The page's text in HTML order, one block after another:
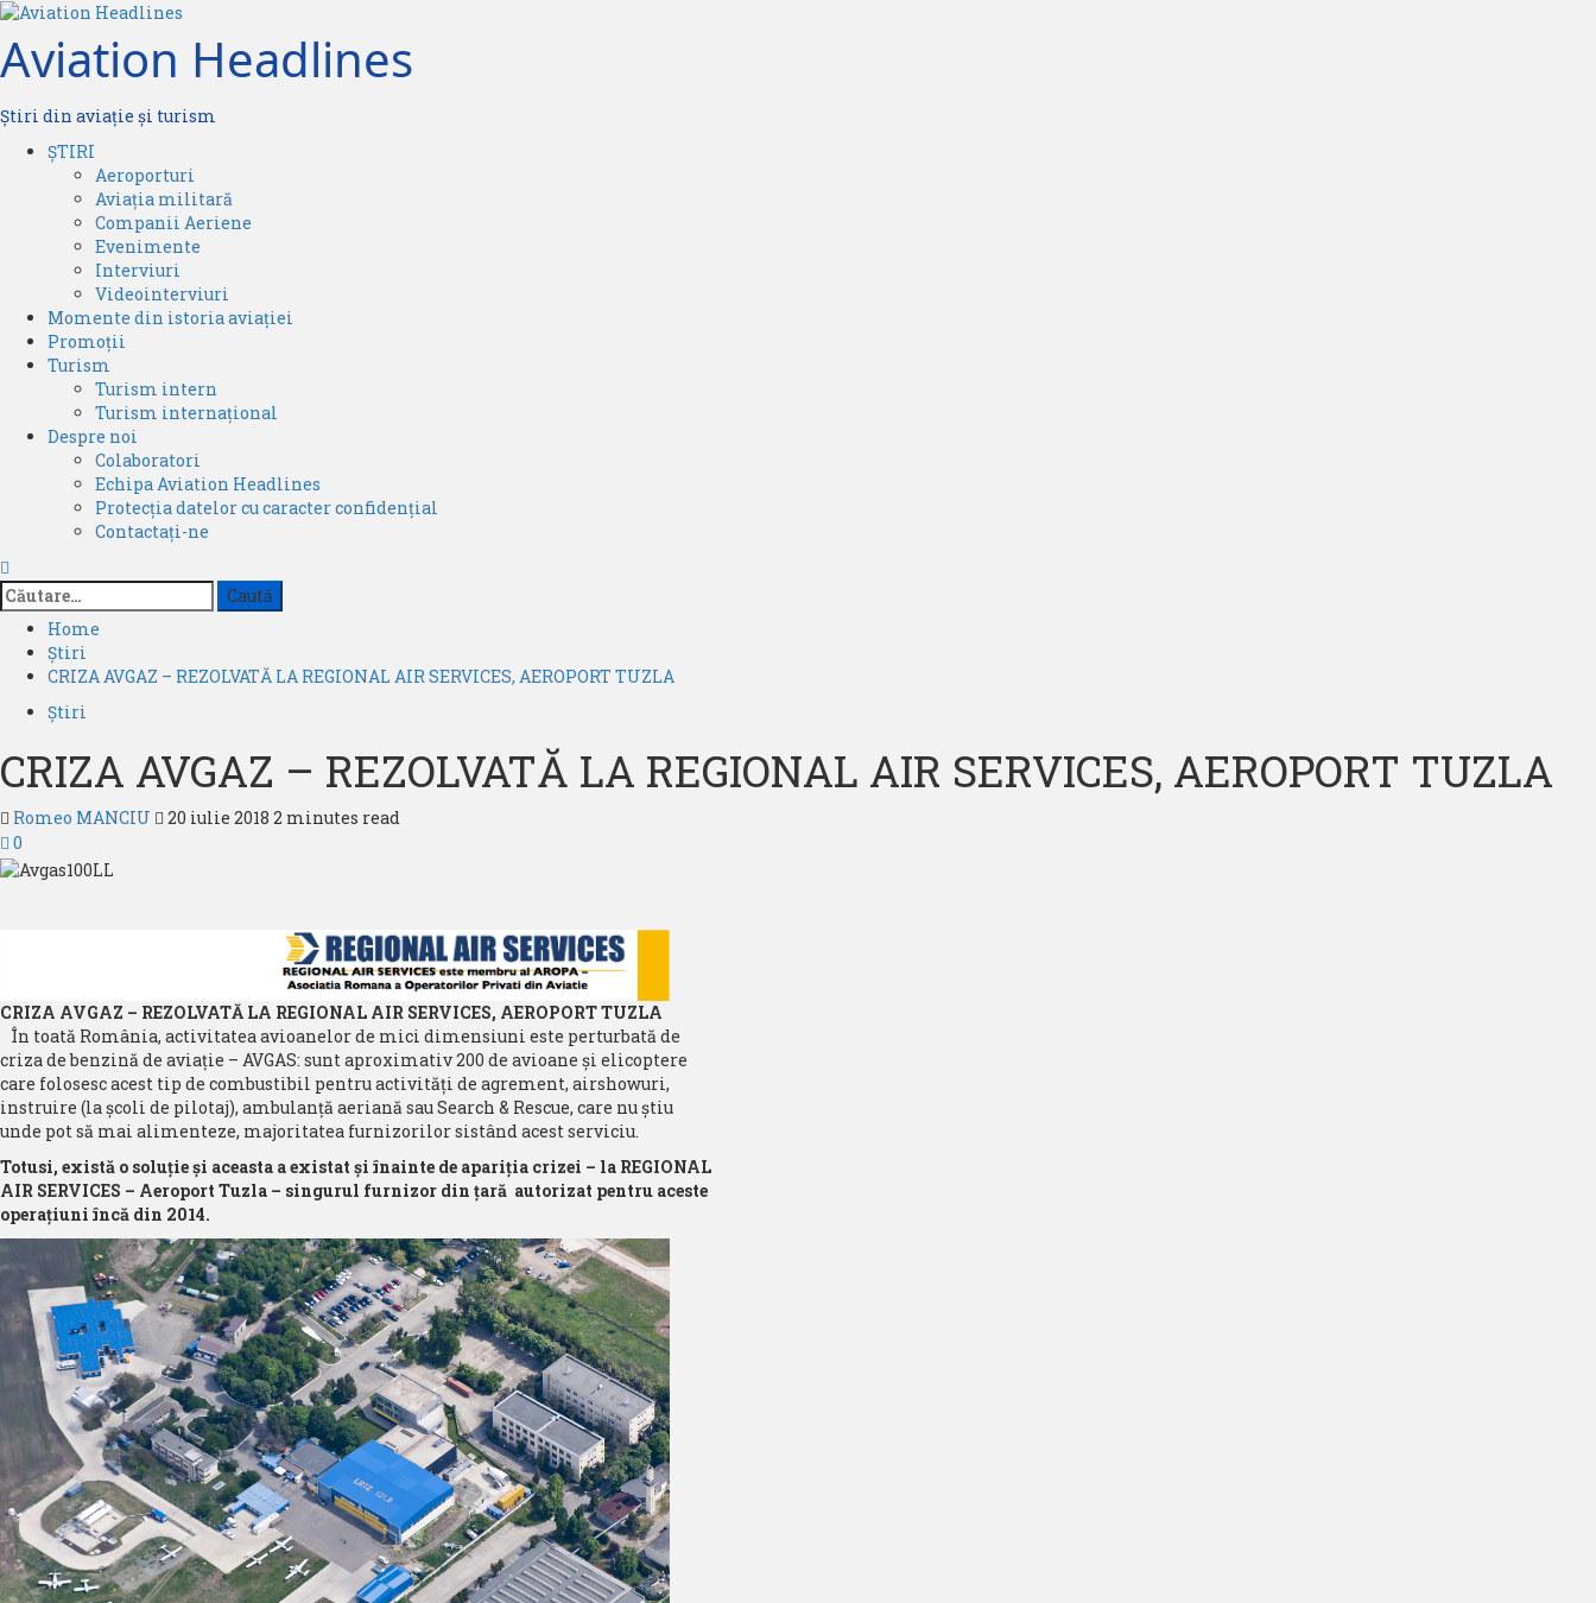
Skip
content
Aviation Headlines
Știri din aviație și turism
PrimaryȘTIRI
Aeroporturi
Aviația militară
Companii Aeriene
Evenimente
Interviuri
Videointerviuri
Momente din istoria aviației
Promoții
Turism
Turism intern
Turism internațional
Despre noi
Colaboratori
Echipa Aviation Headlines
Protecția datelor cu caracter confidențial
Contactați-ne
Caută
după:
Home
Știri
CRIZA AVGAZ – REZOLVATĂ LA REGIONAL AIR SERVICES, AEROPORT TUZLA
Știri
CRIZA AVGAZ – REZOLVATĂ LA REGIONAL AIR SERVICES, AEROPORT TUZLA
Romeo MANCIU 20 iulie 2018 2 minutes read
0
CRIZA AVGAZ – REZOLVATĂ LA REGIONAL AIR SERVICES, AEROPORT TUZLA
În toată România, activitatea avioanelor de mici dimensiuni este perturbată de
criza de benzină de aviaţie – AVGAS: sunt aproximativ 200 de avioane şi elicoptere
care folosesc acest tip de combustibil pentru activităţi de agrement, airshowuri,
instruire (la şcoli de pilotaj), ambulanţă aeriană sau Search & Rescue, care nu ştiu
unde pot să mai alimenteze, majoritatea furnizorilor sistând acest serviciu.
Totusi, există o soluţie şi aceasta a existat şi înainte de apariţia crizei – la REGIONAL
AIR SERVICES – Aeroport Tuzla – singurul furnizor din ţară autorizat pentru aceste
operaţiuni încă din 2014.